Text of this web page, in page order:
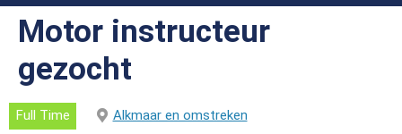
Motor instructeur
gezocht
Full Time
Alkmaar en omstreken